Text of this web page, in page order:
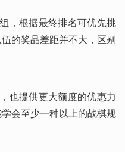
，根据最终排名可优先挑
的奖品差距并不大，区别
也提供更大额度的优惠力
会至少一种以上的战棋规